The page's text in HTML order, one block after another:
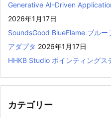
Generative AI-Driven
2026年1月17日
SoundsGood BlueFlame ブル
アダプタ 2026年1月17日
HHKB Studio ポインティングス
カテゴリー